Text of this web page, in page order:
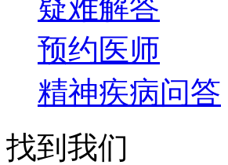
疑难解答
预约医师
精神疾病问答
找到我们